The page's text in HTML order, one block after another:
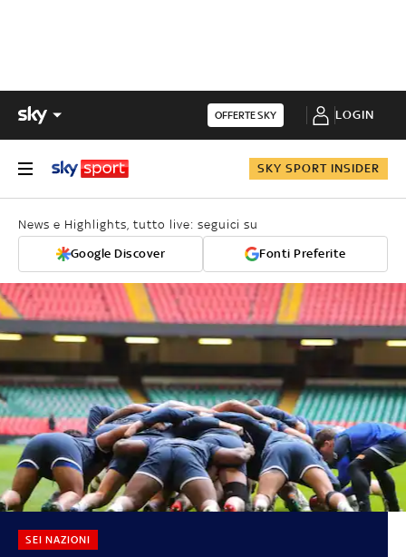
OFFERTE SKY LOGIN
SKY SPORT INSIDER
News e Highlights, tutto live: seguici su
Google Discover Fonti Preferite
SEI NAZIONI